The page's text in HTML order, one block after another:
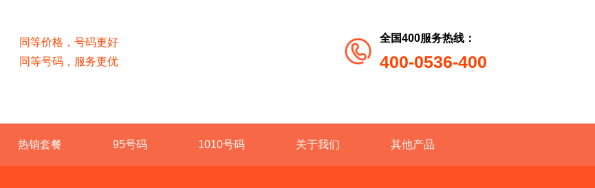
同等价格，号码更好
同等号码，服务更优
全国400服务热线：
400-0536-400
热销套餐 95号码 1010号码 关于我们 其他产品